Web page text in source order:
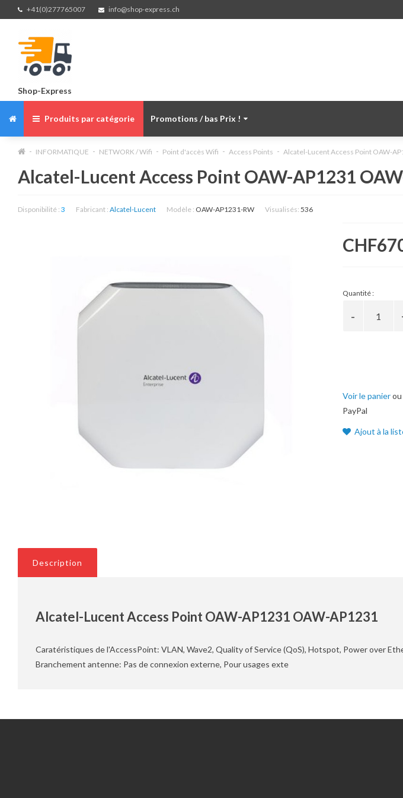
+41(0)277765007 info@shop-express.ch
Shop-Express
Produits par catégorie Promotions / bas Prix !
INFORMATIQUE NETWORK / Wifi Point d'accès Wifi Access Points Alcatel-Lucent Access Point OAW-
Alcatel-Lucent Access Point OAW-AP1231
Disponibilité : 3 Fabricant : Alcatel-Lucent Modèle : OAW-AP1231-RW Visualisés: 536
Quantité :
Voir le panierou
PayPal
Ajout à la
Description
Alcatel-Lucent Access Point OAW-AP1231 OAW-AP1231
Caratéristiques de l'AccessPoint: VLAN, Wave2, Quality of Service (QoS), Hotspot, Power over
Branchement antenne: Pas de connexion externe, Pour usages exte